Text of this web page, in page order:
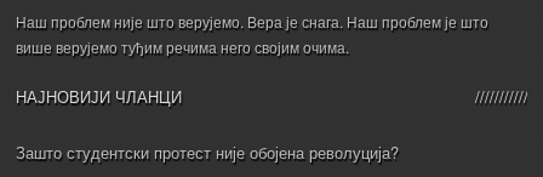
Наш проблем није што верујемо. Вера је снага. Наш проблем је што
више верујемо туђим речима него својим очима.
НАЈНОВИЈИ ЧЛАНЦИ
Зашто студентски протест није обојена револуција?